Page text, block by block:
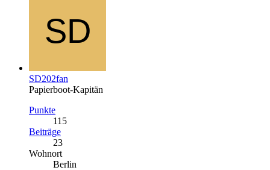
SD202fan
Papierboot-Kapitän
Punkte
115
Beiträge
23
Wohnort
Berlin